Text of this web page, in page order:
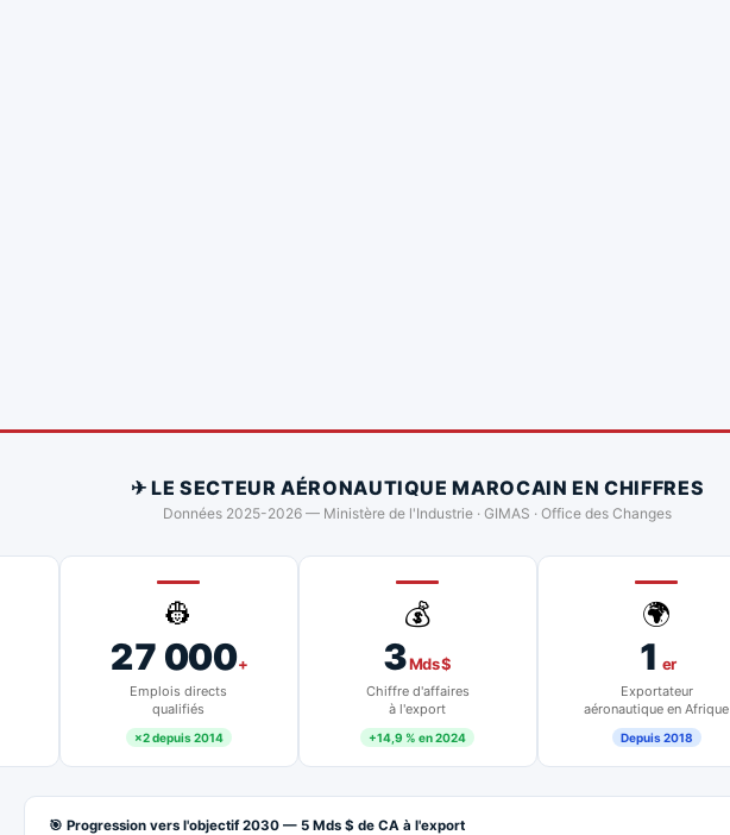
✈ LE SECTEUR AÉRONAUTIQUE MAROCAIN EN CHIFFRES
Données 2025-2026 — Ministère de l'Industrie · GIMAS · Office des Changes
👷
27 000+
Emplois directs
qualifiés
×2 depuis 2014
💰
3Mds $
Chiffre d'affaires
à l'export
+14,9 % en 2024
🌍
1 er
Exportateur
aéronautique en Afrique
Depuis 2018
🎯 Progression vers l'objectif 2030 — 5 Mds $ de CA à l'export